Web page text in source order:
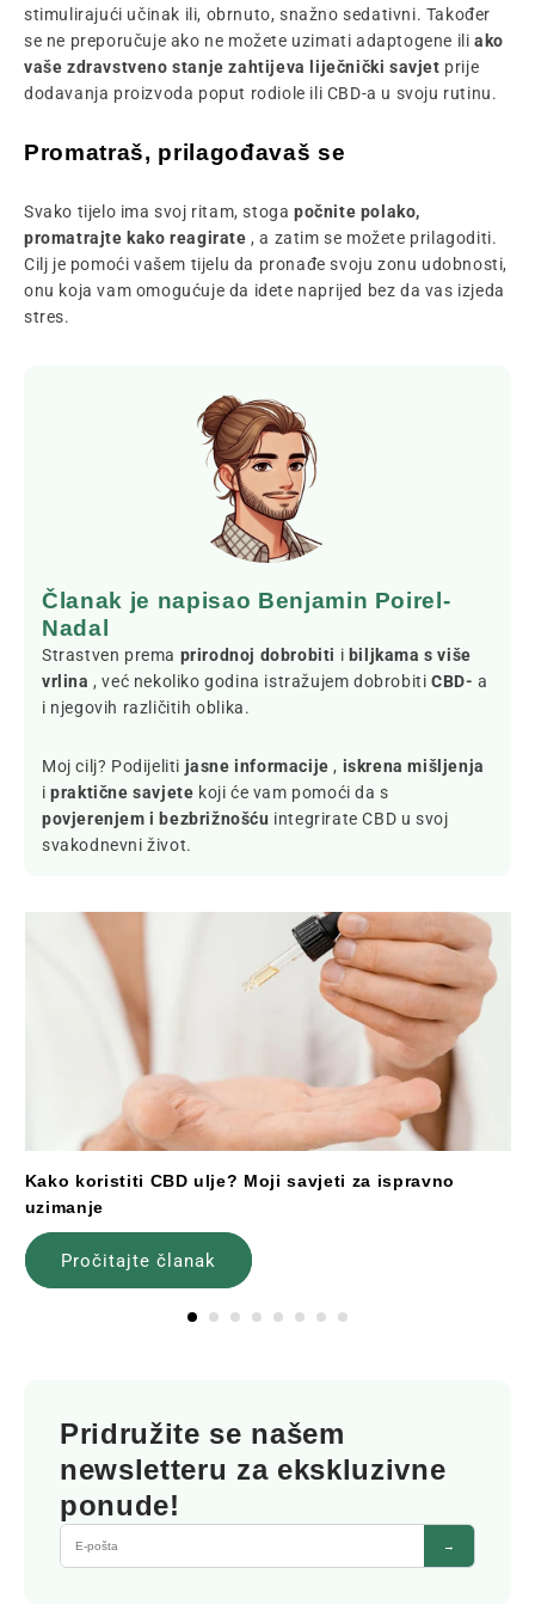
stimulirajući učinak ili, obrnuto, snažno sedativni. Također
se ne preporučuje ako ne možete uzimati adaptogene ili ako
vaše zdravstveno stanje zahtijeva liječnički savjet prije
dodavanja proizvoda poput rodiole ili CBD-a u svoju rutinu.
Promatraš, prilagođavaš se
Svako tijelo ima svoj ritam, stoga počnite polako,
promatrajte kako reagirate , a zatim se možete prilagoditi.
Cilj je pomoći vašem tijelu da pronađe svoju zonu udobnosti,
onu koja vam omogućuje da idete naprijed bez da vas izjeda
stres.
Članak je napisao Benjamin Poirel-
Nadal
Strastven prema prirodnoj dobrobiti i biljkama s više
vrlina , već nekoliko godina istražujem dobrobitiCBD- a
i njegovih različitih oblika.
Moj cilj? Podijeliti jasne informacije , iskrena mišljenja
ipraktične savjete koji će vam pomoći da s
povjerenjem i bezbrižnošću integrirate CBD u svoj
svakodnevni život.
Kako koristiti CBD ulje? Moji savjeti za ispravno
uzimanje
Pročitajte članak
Pridružite se našem
newsletteru za ekskluzivne
ponude!
→